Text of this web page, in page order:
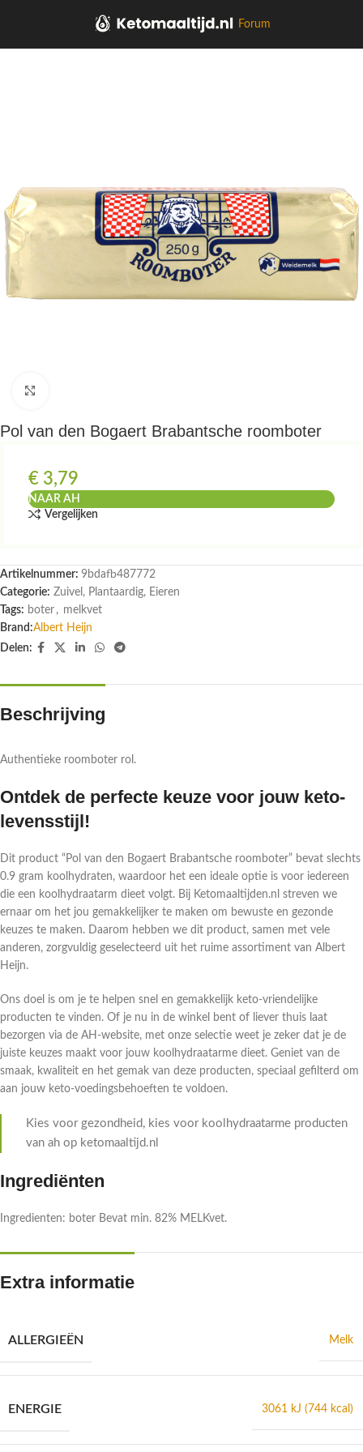
Forum
Pol van den Bogaert Brabantsche roomboter
€ 3,79
NAAR AH
Vergelijken
Artikelnummer: 9bdafb487772
Categorie: Zuivel, Plantaardig, Eieren
Tags: boter , melkvet
Brand:Albert Heijn
Delen:
Beschrijving
Authentieke roomboter rol.
Ontdek de perfecte keuze voor jouw keto-
levensstijl!
Dit product “Pol van den Bogaert Brabantsche roomboter” bevat slechts
0.9 gram koolhydraten, waardoor het een ideale optie is voor iedereen
die een koolhydraatarm dieet volgt. Bij Ketomaaltijden.nl streven we
ernaar om het jou gemakkelijker te maken om bewuste en gezonde
keuzes te maken. Daarom hebben we dit product, samen met vele
anderen, zorgvuldig geselecteerd uit het ruime assortiment van Albert
Heijn.
Ons doel is om je te helpen snel en gemakkelijk keto-vriendelijke
producten te vinden. Of je nu in de winkel bent of liever thuis laat
bezorgen via de AH-website, met onze selectie weet je zeker dat je de
juiste keuzes maakt voor jouw koolhydraatarme dieet. Geniet van de
smaak, kwaliteit en het gemak van deze producten, speciaal gefilterd om
aan jouw keto-voedingsbehoeften te voldoen.
Kies voor gezondheid, kies voor koolhydraatarme producten
van ah op ketomaaltijd.nl
Ingrediënten
Ingredienten: boter Bevat min. 82% MELKvet.
Extra informatie
ALLERGIEËN Melk
ENERGIE 3061 kJ (744 kcal)